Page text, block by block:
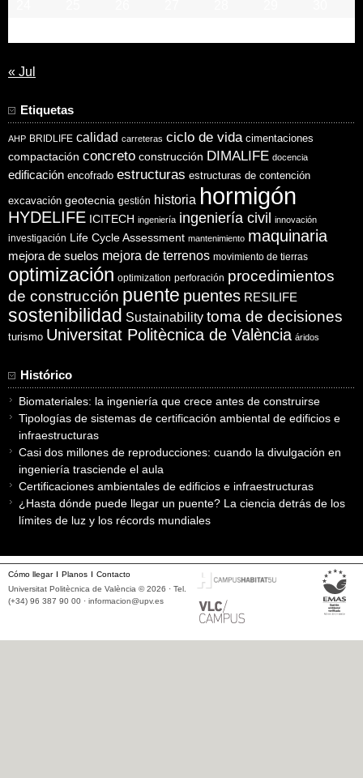
« Jul
Etiquetas
AHP BRIDLIFE calidad carreteras ciclo de vida cimentaciones
compactación concreto construcción DIMALIFE docencia
edificación encofrado estructuras estructuras de contención
excavación geotecnia gestión historia hormigón
HYDELIFE ICITECH ingeniería ingeniería civil innovación
investigación Life Cycle Assessment mantenimiento maquinaria
mejora de suelos mejora de terrenos movimiento de tierras
optimización optimization perforación procedimientos
de construcción puente puentes RESILIFE
sostenibilidad Sustainability toma de decisiones
turismo Universitat Politècnica de València áridos
Histórico
Biomateriales: la ingeniería que crece antes de construirse
Tipologías de sistemas de certificación ambiental de edificios e
infraestructuras
Casi dos millones de reproducciones: cuando la divulgación en
ingeniería trasciende el aula
Certificaciones ambientales de edificios e infraestructuras
¿Hasta dónde puede llegar un puente? La ciencia detrás de los
límites de luz y los récords mundiales
Cómo llegar Planos
Contacto
Universitat Politècnica de València © 2026 · Tel.
(+34) 96 387 90 00 · informacion@upv.es